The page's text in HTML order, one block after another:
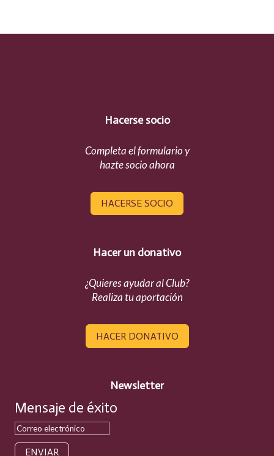
Hacerse socio
Completa el formulario y
hazte socio ahora
HACERSE SOCIO
Hacer un donativo
¿Quieres ayudar al Club?
Realiza tu aportación
HACER DONATIVO
Newsletter
Mensaje de éxito
ENVIAR